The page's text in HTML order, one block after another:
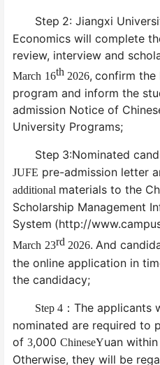
Step 2: Jiangxi
Economics will complete
review, interview and
March 16th 2026, confirm the
program and inform the
admission Notice of
University Programs;
Step 3:Nominated
JUFE pre-admission letter
additional materials to the
Scholarship Management
System (http://
March 23rd 2026. And
the online application in
the candidacy;
Step 4 ： The applicants
nominated are required to
of 3,000 ChineseYuan
Otherwise, they will be